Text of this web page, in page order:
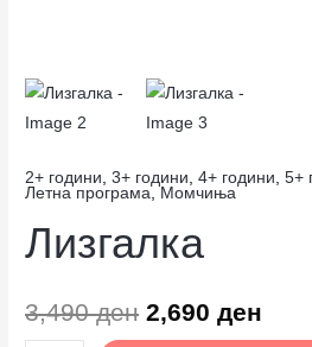
2+ години,3+ години,4+ години,5+
Летна програма, Момчиња
Лизгалка
3,490ден 2,690ден